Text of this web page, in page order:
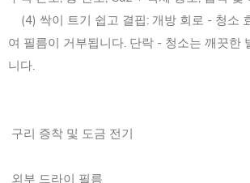
(4) 싹이 트기 쉽고 결핍: 개방 회로 - 청소
여 필름이 거부됩니다. 단락 - 청소는 깨끗한
니다.
구리 증착 및 도금 전기
외부 드라이 필름